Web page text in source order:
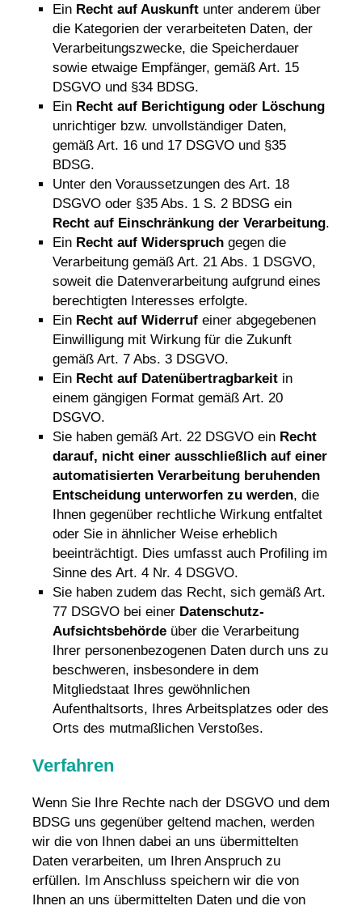
Ein Recht auf Auskunft unter anderem über
die Kategorien der verarbeiteten Daten, der
Verarbeitungszwecke, die Speicherdauer
sowie etwaige Empfänger, gemäß Art. 15
DSGVO und §34 BDSG.
Ein Recht auf Berichtigung oder Löschung
unrichtiger bzw. unvollständiger Daten,
gemäß Art. 16 und 17 DSGVO und §35
BDSG.
Unter den Voraussetzungen des Art. 18
DSGVO oder §35 Abs. 1 S. 2 BDSG ein
Recht auf Einschränkung der Verarbeitung.
Ein Recht auf Widerspruch gegen die
Verarbeitung gemäß Art. 21 Abs. 1 DSGVO,
soweit die Datenverarbeitung aufgrund eines
berechtigten Interesses erfolgte.
Ein Recht auf Widerruf einer abgegebenen
Einwilligung mit Wirkung für die Zukunft
gemäß Art. 7 Abs. 3 DSGVO.
Ein Recht auf Datenübertragbarkeit in
einem gängigen Format gemäß Art. 20
DSGVO.
Sie haben gemäß Art. 22 DSGVO ein Recht
darauf, nicht einer ausschließlich auf einer
automatisierten Verarbeitung beruhenden
Entscheidung unterworfen zu werden, die
Ihnen gegenüber rechtliche Wirkung entfaltet
oder Sie in ähnlicher Weise erheblich
beeinträchtigt. Dies umfasst auch Profiling im
Sinne des Art. 4 Nr. 4 DSGVO.
Sie haben zudem das Recht, sich gemäß Art.
77 DSGVO bei einer Datenschutz-
Aufsichtsbehörde über die Verarbeitung
Ihrer personenbezogenen Daten durch uns zu
beschweren, insbesondere in dem
Mitgliedstaat Ihres gewöhnlichen
Aufenthaltsorts, Ihres Arbeitsplatzes oder des
Orts des mutmaßlichen Verstoßes.
Verfahren
Wenn Sie Ihre Rechte nach der DSGVO und dem
BDSG uns gegenüber geltend machen, werden
wir die von Ihnen dabei an uns übermittelten
Daten verarbeiten, um Ihren Anspruch zu
erfüllen. Im Anschluss speichern wir die von
Ihnen an uns übermittelten Daten und die von